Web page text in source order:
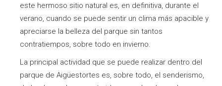
este hermoso sitio natural es, en definitiva, durante el
verano, cuando se puede sentir un clima más apacible y
apreciarse la belleza del parque sin tantos
contratiempos, sobre todo en invierno.
La principal actividad que se puede realizar dentro del
parque de Aigüestortes es, sobre todo, el senderismo,